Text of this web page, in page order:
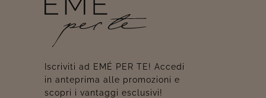
Iscriviti ad EMÉ PER TE! Accedi
in anteprima alle promozioni e
scopri i vantaggi esclusivi!